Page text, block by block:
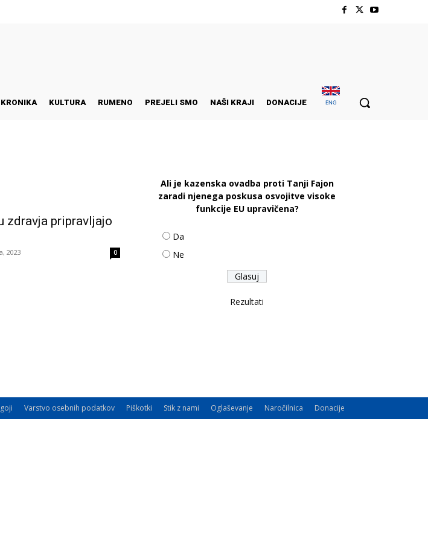
KRONIKA KULTURA RUMENO PREJELI SMO NAŠI KRAJI DONACIJE ENG
zdravja pripravljajo
2023 0
Ali je kazenska ovadba proti Tanji Fajon
zaradi njenega poskusa osvojitve visoke
funkcije EU upravičena?
Da
Ne
Rezultati
Varstvo osebnih podatkov Piškotki Stik z nami Oglaševanje Naročilnica Donacije